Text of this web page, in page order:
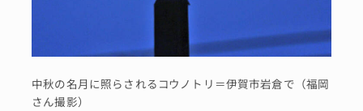
中秋の名月に照らされるコウノトリ＝伊賀市岩倉で（福岡
さん撮影）